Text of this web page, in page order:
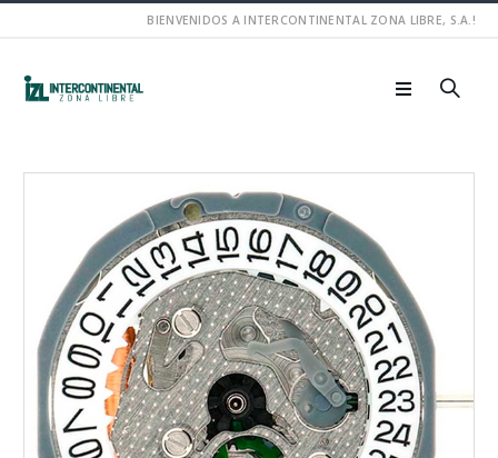
BIENVENIDOS A INTERCONTINENTAL ZONA LIBRE, S.A.!